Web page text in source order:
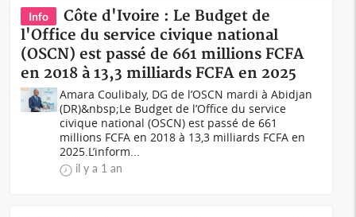
Info
Côte d'Ivoire : Le Budget de
l'Office du service civique national
(OSCN) est passé de 661 millions FCFA
en 2018 à 13,3 milliards FCFA en 2025
Amara Coulibaly, DG de l’OSCN mardi à Abidjan
(DR)&nbsp;Le Budget de l’Office du service
civique national (OSCN) est passé de 661
millions FCFA en 2018 à 13,3 milliards FCFA en
2025.L’inform...
il y a 1 an